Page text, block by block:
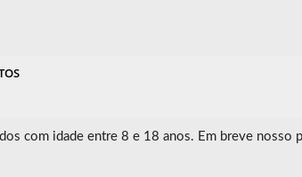
com idade entre 8 e 18 anos. Em breve nosso